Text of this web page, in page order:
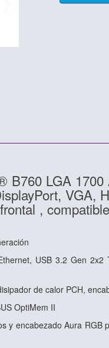
LGA
VGA,
,
USB 3.2 Gen
de calor PCH,
OptiMem II
y encabezado Aura RGB